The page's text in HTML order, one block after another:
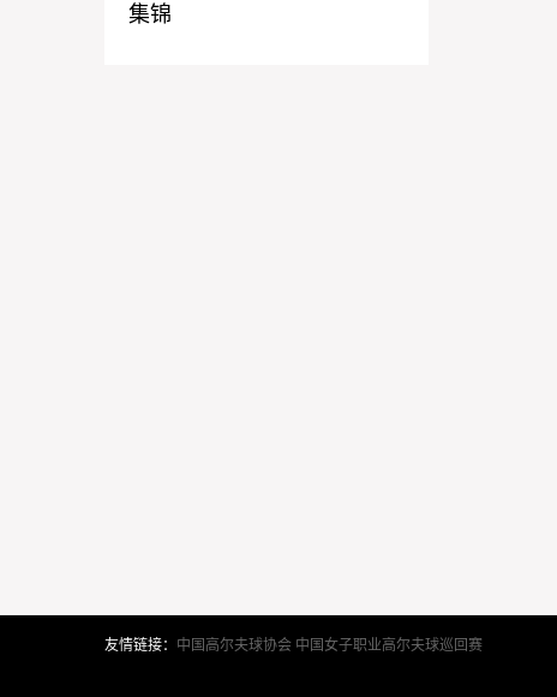
集锦
友情链接： 中国高尔夫球协会 中国女子职业高尔夫球巡回赛